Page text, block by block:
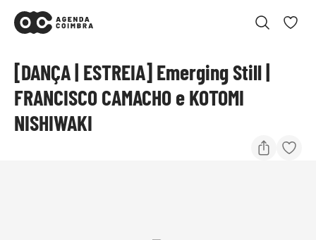
[DANÇA | ESTREIA] Emerging Still |
FRANCISCO CAMACHO e KOTOMI
NISHIWAKI